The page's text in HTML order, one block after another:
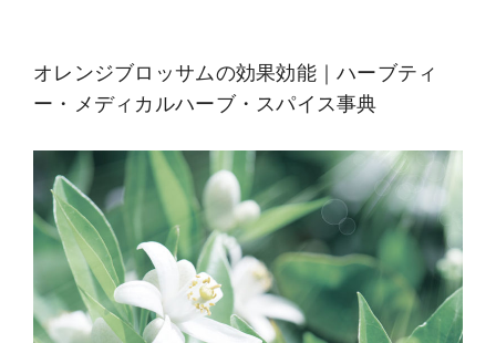
オレンジブロッサムの効果効能｜ハーブティ
ー・メディカルハーブ・スパイス事典